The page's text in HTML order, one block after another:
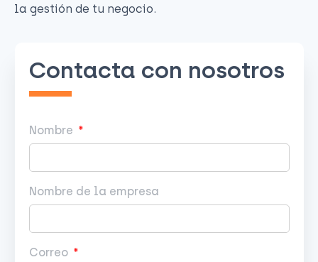
la gestión de tu negocio.
Contacta con nosotros
Nombre
Nombre de la empresa
Correo